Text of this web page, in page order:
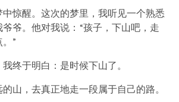
惊醒。这次的梦里，我听见一个熟悉
爷。他对我说：“孩子，下山吧，走
”
终于明白：是时候下山了。
山，去真正地走一段属于自己的路。